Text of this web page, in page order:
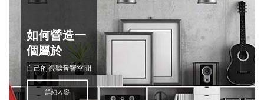
如何營造一
個屬於
自己的視聽音響空間
詳細內容